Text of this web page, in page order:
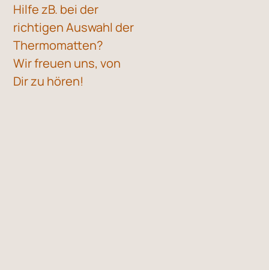
Hilfe zB. bei der
richtigen Auswahl der
Thermomatten?
Wir freuen uns, von
Dir zu hören!​